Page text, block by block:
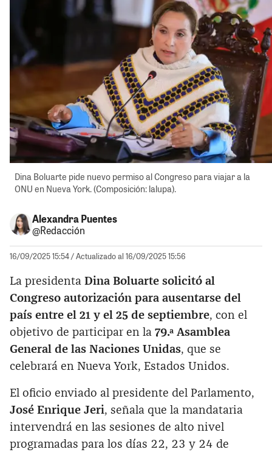
Dina Boluarte pide nuevo permiso al Congreso para viajar a la
ONU en Nueva York. (Composición: lalupa).
Alexandra Puentes
@Redacción
16/09/2025 15:54/ Actualizado al 16/09/2025 15:56
La presidenta Dina Boluarte solicitó al
Congreso autorización para ausentarse del
país entre el 21 y el 25 de septiembre, con el
objetivo de participar en la 79.ª Asamblea
General de las Naciones Unidas, que se
celebrará en Nueva York, Estados Unidos.
El oficio enviado al presidente del Parlamento,
José Enrique Jeri, señala que la mandataria
intervendrá en las sesiones de alto nivel
programadas para los días 22, 23 y 24 de